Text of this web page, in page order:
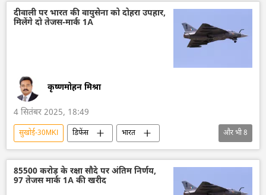
रूस का विकास
लड़ाकू वाहन
लड़ाकू लेजर प्रणालियाँ
हिंदुस्तान एयरोनॉटिक्स लिमिटेड (HAL)
दीवाली पर भारत की वायुसेना को दोहरा उपहार,
मिलेंगे दो तेजस-मार्क 1A
कृष्णमोहन मिश्रा
4 सितंबर 2025, 18:49
सुखोई-30MKI डिफेंस
भारत
भारत सरकार
रक्षा मंत्रालय (MoD)
भारतीय वायुसेना
तेजस जेट
हिंदुस्तान एयरोनॉटिक्स लिमिटेड (HAL)
और भी8
85500 करोड़ के रक्षा सौदे पर अंतिम निर्णय,
97 तेजस मार्क 1A की खरीद